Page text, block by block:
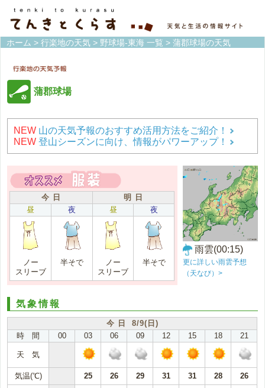
ホーム > 行楽地の天気 > 野球場-東海 一覧 > 蒲郡球場の天気
蒲郡球場
NEW 山の天気予報のおすすめ活用方法をご紹介！
NEW 登山シーズンに向け、情報がパワーアップ！
今 日
明 日
昼
夜 昼 夜
ノー
スリーブ
半そで
ノー
スリーブ
半そで
雨雲(00:15)
更に詳しい雨雲予想
（天なび）>
気象情報
今 日 8/9(日)
時 間
00 03 06 09 12 15 18 21
天 気
気温(℃) 25 26 29 31 31 28
26